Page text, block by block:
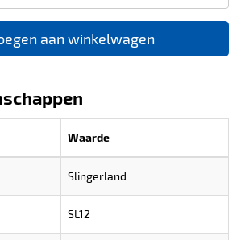
aan winkelwagen
Waarde
Slingerland
SL12